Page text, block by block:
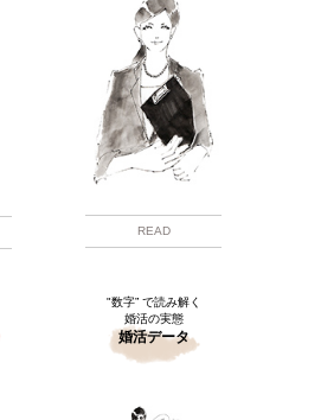
READ
"数字” で読み解く
婚活の実態
婚活データ